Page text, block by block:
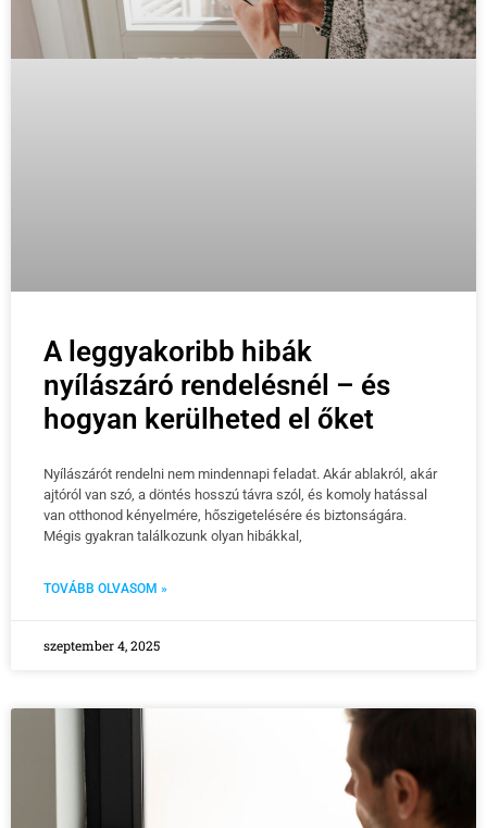
A leggyakoribb hibák
nyílászáró rendelésnél – és
hogyan kerülheted el őket
Nyílászárót rendelni nem mindennapi feladat. Akár ablakról, akár
ajtóról van szó, a döntés hosszú távra szól, és komoly hatással
van otthonod kényelmére, hőszigetelésére és biztonságára.
Mégis gyakran találkozunk olyan hibákkal,
TOVÁBB OLVASOM »
szeptember 4, 2025